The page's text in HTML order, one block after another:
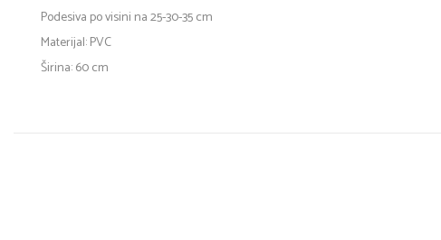
Podesiva po visini na 25-30-35 cm
Materijal: PVC
Širina: 60 cm